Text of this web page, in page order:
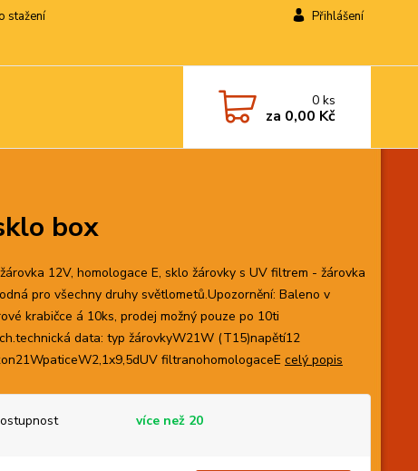
stažení
Přihlášení
0ks
za 0,00 Kč
box
12V, homologace E, sklo žárovky s UV filtrem - žárovka
pro všechny druhy světlometů.Upozornění: Baleno v
krabičce á 10ks, prodej možný pouze po 10ti
data: typ žárovkyW21W (T15)napětí12
filtranohomologaceE celý popis
více než 20